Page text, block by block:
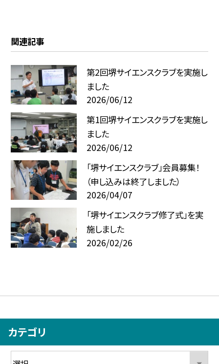
関連記事
第2回堺サイエンスクラブを実施し
ました
2026/06/12
第1回堺サイエンスクラブを実施し
ました
2026/06/12
「堺サイエンスクラブ」会員募集！
（申し込みは終了しました）
2026/04/07
「堺サイエンスクラブ修了式」を実
施しました
2026/02/26
カテゴリ